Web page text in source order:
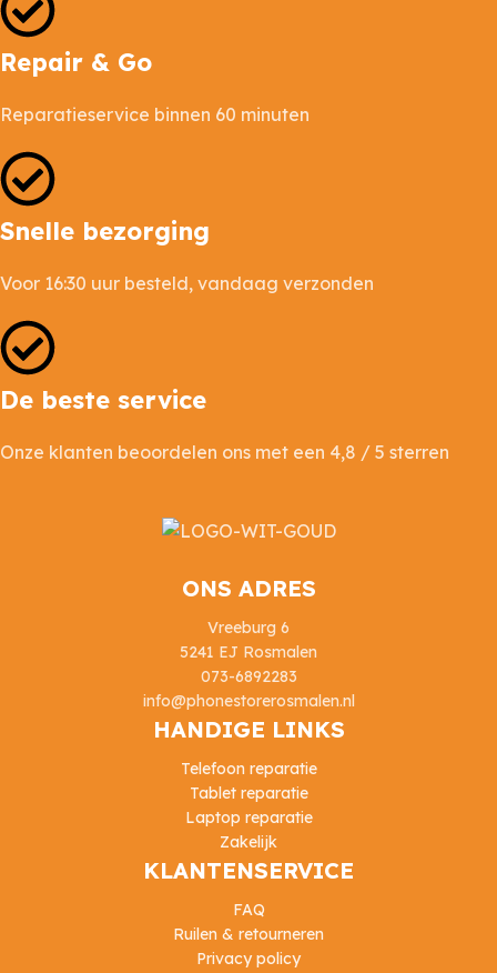
Repair & Go
Reparatieservice binnen 60 minuten
Snelle bezorging
Voor 16:30 uur besteld, vandaag verzonden
De beste service
Onze klanten beoordelen ons met een 4,8 / 5 sterren
ONS ADRES
Vreeburg 6
5241 EJ Rosmalen
073-6892283
info@phonestorerosmalen.nl
HANDIGE LINKS
Telefoon reparatie
Tablet reparatie
Laptop reparatie
Zakelijk
KLANTENSERVICE
FAQ
Ruilen & retourneren
Privacy policy